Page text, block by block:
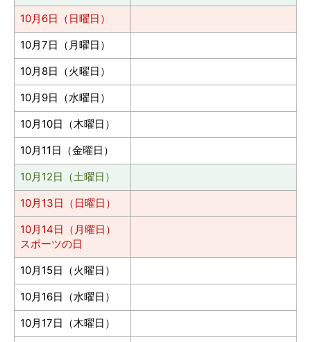
10月6日（日曜日）
10月7日（月曜日）
10月8日（火曜日）
10月9日（水曜日）
10月10日（木曜日）
10月11日（金曜日）
10月12日（土曜日）
10月13日（日曜日）
10月14日（月曜日）
スポーツの日
10月15日（火曜日）
10月16日（水曜日）
10月17日（木曜日）